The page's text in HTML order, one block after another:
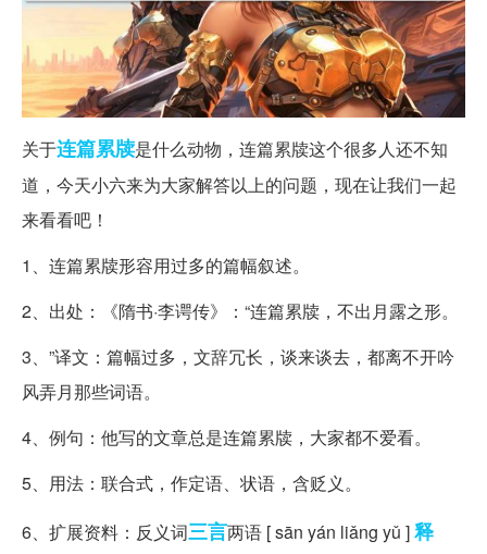
关于连篇累牍是什么动物，连篇累牍这个很多人还不知
道，今天小六来为大家解答以上的问题，现在让我们一起
来看看吧！
1、连篇累牍形容用过多的篇幅叙述。
2、出处：《隋书·李谔传》：“连篇累牍，不出月露之形。
3、”译文：篇幅过多，文辞冗长，谈来谈去，都离不开吟
风弄月那些词语。
4、例句：他写的文章总是连篇累牍，大家都不爱看。
5、用法：联合式，作定语、状语，含贬义。
6、扩展资料：反义词三言两语 [ sān yán liǎng yǔ ]释